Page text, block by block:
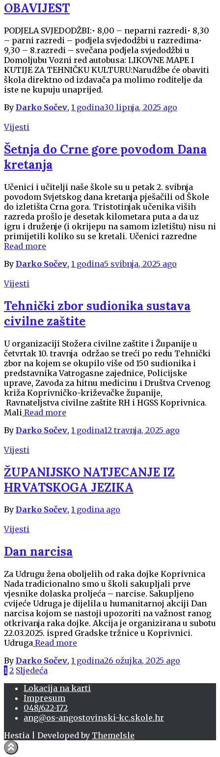
OBAVIJEST
PODJELA SVJEDODŽBI:• 8,00 – neparni razredi• 8,30
– parni razredi – podjela svjedodžbi u razredima•
9,30 – 8.razredi – svečana podjela svjedodžbi u
Domoljubu Vozni red autobusa: LIKOVNE MAPE I
KUTIJE ZA TEHNIČKU KULTURU:Narudžbe će obaviti
škola direktno od izdavača pa molimo roditelje da
iste ne kupuju unaprijed.
By Darko Sočev, 1 godina30 lipnja, 2025 ago
Vijesti
Šetnja do Crne gore povodom Dana
kretanja
Učenici i učitelji naše škole su u petak 2. svibnja
povodom Svjetskog dana kretanja pješačili od Škole
do izletišta Crna gora. Tristotinjak učenika viših
razreda prošlo je desetak kilometara puta a da uz
igru i druženje (i okrijepu na samom izletištu) nisu ni
primijetili koliko su se kretali. Učenici razredne
Read more
By Darko Sočev, 1 godina5 svibnja, 2025 ago
Vijesti
Tehnički zbor sudionika sustava
civilne zaštite
U organizaciji Stožera civilne zaštite i Županije u
četvrtak 10. travnja održao se treći po redu Tehnički
zbor na kojem se okupilo više od 150 sudionika i
predstavnika Vatrogasne zajednice, Policijske
uprave, Zavoda za hitnu medicinu i Društva Crvenog
križa Koprivničko-križevačke županije,
Ravnateljstva civilne zaštite RH i HGSS Koprivnica.
Mali Read more
By Darko Sočev, 1 godina12 travnja, 2025 ago
Vijesti
ŽUPANIJSKO NATJECANJE IZ
HRVATSKOGA JEZIKA
By Darko Sočev, 1 godina ago
Vijesti
Dan narcisa
Za Udrugu žena oboljelih od raka dojke Koprivnica
Nada tradicionalno smo u školi sakupljali prve
vjesnike dolaska proljeća – narcise. Sakupljeno
cvijeće Udruga je dijelila u humanitarnoj akciji Dan
narcisa kojom se nastoji upozoriti na važnost ranog
otkrivanja raka dojke. Akcija je organizirana u subotu
22.03.2025. ispred Gradske tržnice u Koprivnici.
Udruga Read more
By Darko Sočev, 1 godina26 ožujka, 2025 ago
Brojevi
stranica
objava
1 2 Sljedeća
Lokacija na karti
Impresum
048/622-172
ang@os-angostovinski-kc.skole.hr
Hestia | Developed by ThemeIsle